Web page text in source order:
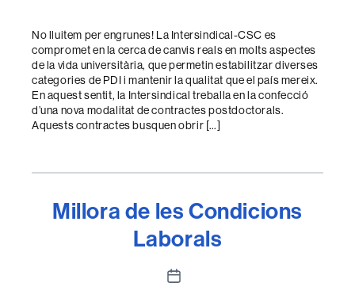
l'entrada
No lluitem per engrunes! La Intersindical-CSC es
compromet en la cerca de canvis reals en molts aspectes
de la vida universitària, que permetin estabilitzar diverses
categories de PDI i mantenir la qualitat que el país mereix.
En aquest sentit, la Intersindical treballa en la confecció
d’una nova modalitat de contractes postdoctorals.
Aquests contractes busquen obrir […]
Millora de les Condicions
Laborals
Data